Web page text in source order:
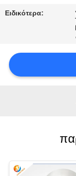
ΈΝΑ
PRIVACY
Ειδικότερα: